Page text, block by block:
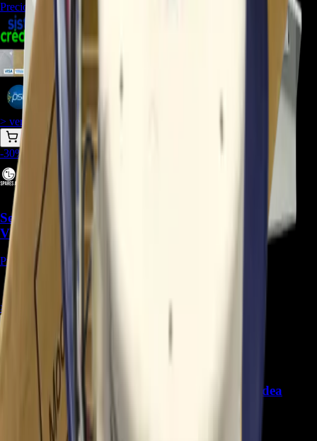
Precio Regular:
156.009
136.508
> ver_
> desbloquear oferta_
-30%
Serpentina ACG73444963 Compatible con
VM092C7.UJ0 - REP-2573
Precio Regular:
514.100
> ver_
> desbloquear oferta_
Motor Blower 11002012001871 para Aire Midea
(Indoor) - REP-942
Precio Regular: $ 240.000